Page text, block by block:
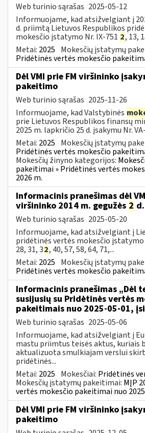
Web turinio sąrašas 2025-05-12
Informuojame, kad atsižvelgiant į
d. priimtą Lietuvos Respublikos
mokesčio įstatymo Nr. IX-751 2, 13,
Metai: 2025 Mokesčių įstatymų
Pridėtinės vertės mokesčio
Dėl VMI prie FM viršininko
pakeitimo
Web turinio sąrašas 2025-11-26
Informuojame, kad Valstybinės
prie Lietuvos Respublikos finansų
2025 m. lapkričio 25 d. įsakymu Nr.
Metai: 2025 Mokesčių įstatymų
Pridėtinės vertės mokesčio
Mokesčių žinyno kategorijos:
pakeitimai » Pridėtinės vertės
2026 m.
Informacinis pranešimas dėl
viršininko 2014 m. gegužės 2
Web turinio sąrašas 2025-05-20
Informuojame, kad atsižvelgiant į
pridėtinės vertės mokesčio įstatymo
28, 31, 32, 40, 57, 58, 64, 71,...
Metai: 2025 Mokesčių įstatymų
Pridėtinės vertės mokesčio
Informacinis pranešimas „Dėl
susijusių su Pridėtinės vertės
pakeitimais nuo 2025-05-01,
Web turinio sąrašas 2025-05-06
Informuojame, kad atsižvelgiant į
mastu priimtus teisės aktus, kuriais
aktualizuota smulkiajam verslui
pridėtinės...
Metai: 2025 Mokesčiai: Pridėtinės
Mokesčių įstatymų pakeitimai: MĮP
vertės mokesčio pakeitimai nuo
Dėl VMI prie FM viršininko
pakeitimo